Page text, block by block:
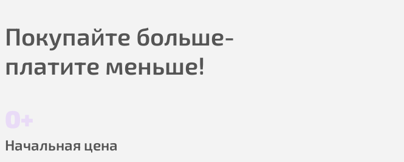
Покупайте больше-
платите меньше!
0+
Начальная цена